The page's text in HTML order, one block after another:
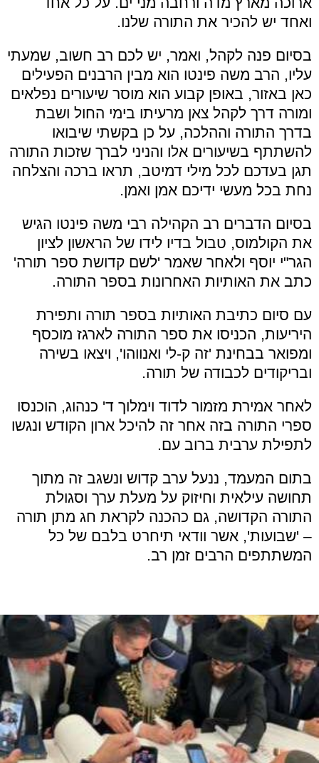
ואחד יש להכיר את התורה שלנו.
בסיום פנה לקהל, ואמר, יש לכם רב חשוב, שמעתי
עליו, הרב משה פינטו הוא מבין הרבנים הפעילים
כאן באזור, באופן קבוע הוא מוסר שיעורים נפלאים
ומורה דרך לקהל צאן מרעיתו בימי החול ושבת
בדרך התורה וההלכה, על כן בקשתי שיבואו
להשתתף בשיעורים אלו והניני לברך שזכות התורה
תגן בעדכם לכל מילי דמיטב, תראו ברכה והצלחה
נחת בכל מעשי ידיכם אמן ואמן.
בסיום הדברים רב הקהילה רבי משה פינטו הגיש
את הקולמוס, טבול בדיו לידו של הראשון לציון
הגר"י יוסף ולאחר שאמר 'לשם קדושת ספר תורה'
כתב את האותיות האחרונות בספר התורה.
עם סיום כתיבת האותיות בספר תורה ותפירת
היריעות, הכניסו את ספר התורה לארגז מוכסף
ומפואר בבחינת 'זה ק-לי ואנווהו', ויצאו בשירה
ובריקודים לכבודה של תורה.
לאחר אמירת מזמור לדוד וימלוך ד' כנהוג, הוכנסו
ספרי התורה בזה אחר זה להיכל ארון הקודש ונגשו
לתפילת ערבית ברוב עם.
בתום המעמד, ננעל ערב קדוש ונשגב זה מתוך
תחושה עילאית וחיזוק על מעלת ערך וסגולת
התורה הקדושה, גם כהכנה לקראת חג מתן תורה
– 'שבועות', אשר וודאי תיחרט בלבם של כל
המשתתפים הרבים זמן רב.